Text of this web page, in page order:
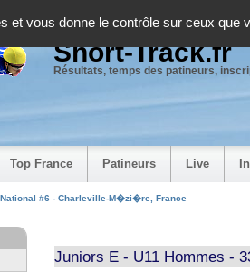
et vous donne le contrôle sur ceux que
Short-Track.fr
Résultats, temps des patineurs,
Top France Patineurs Live
#6 - Charleville-M�zi�re, France
Juniors E - U11 Hommes -